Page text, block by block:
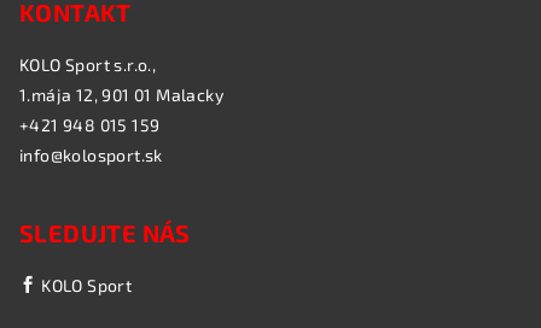
KONTAKT
KOLO Sport s.r.o.,
1.mája 12, 901 01 Malacky
+421 948 015 159
info@kolosport.sk
SLEDUJTE NÁS
KOLO Sport